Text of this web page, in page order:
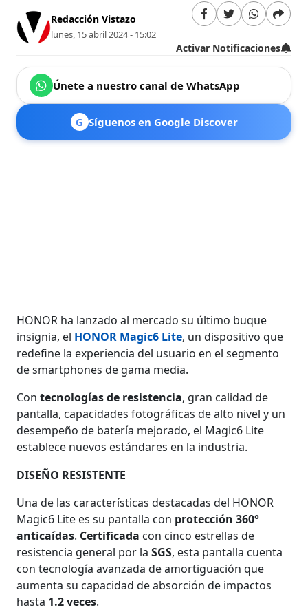
Redacción Vistazo
lunes, 15 abril 2024 - 15:02
Activar Notificaciones
Únete a nuestro canal de WhatsApp
G Síguenos en Google Discover
HONOR ha lanzado al mercado su último buque
insignia, el HONOR Magic6 Lite, un dispositivo que
redefine la experiencia del usuario en el segmento
de smartphones de gama media.
Contecnologías de resistencia, gran calidad de
pantalla, capacidades fotográficas de alto nivel y un
desempeño de batería mejorado, el Magic6 Lite
establece nuevos estándares en la industria.
DISEÑO RESISTENTE
Una de las características destacadas del HONOR
Magic6 Lite es su pantalla con protección 360°
anticaídas. Certificada con cinco estrellas de
resistencia general por laSGS, esta pantalla cuenta
con tecnología avanzada de amortiguación que
aumenta su capacidad de absorción de impactos
hasta 1.2 veces.